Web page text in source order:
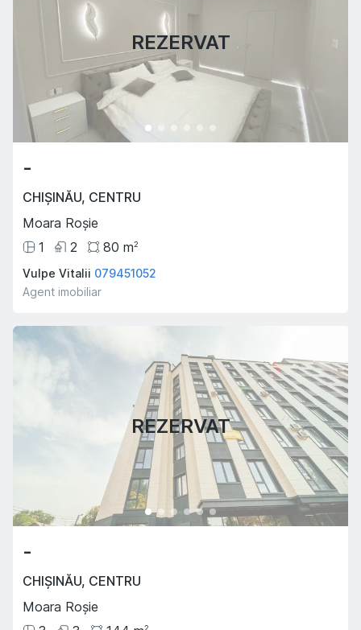
REZERVAT
-
CHIȘINĂU, CENTRU
Moara Roșie
1
2 80 m2
Vulpe Vitalii 079451052
Agent imobiliar
REZERVAT
-
CHIȘINĂU, CENTRU
Moara Roșie